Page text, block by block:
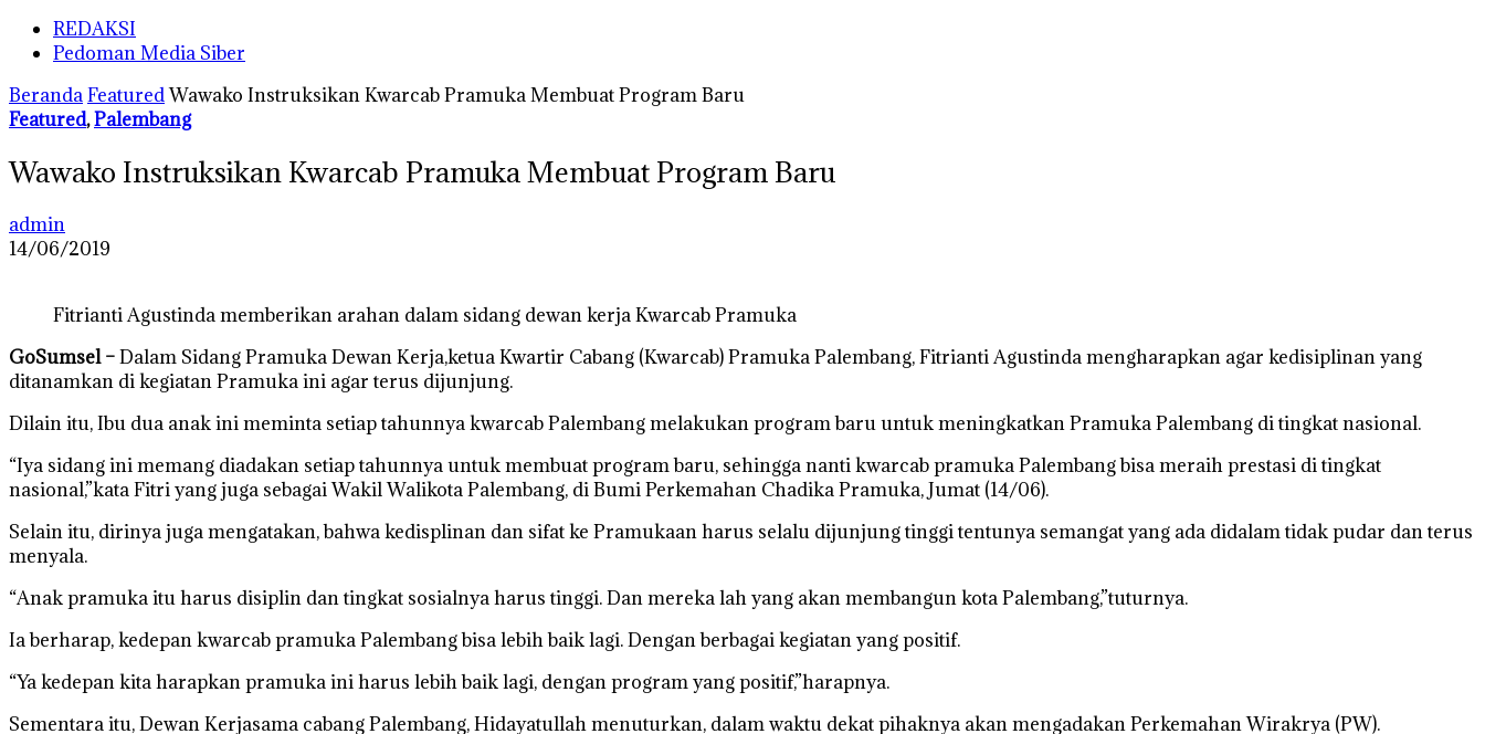
REDAKSI
Pedoman Media Siber
BerandaFeaturedWawako Instruksikan Kwarcab Pramuka Membuat Program Baru
Featured,Palembang
Wawako Instruksikan Kwarcab Pramuka Membuat Program Baru
admin
14/06/2019
Fitrianti Agustinda memberikan arahan dalam sidang dewan kerja Kwarcab Pramuka
GoSumsel –Dalam Sidang Pramuka Dewan Kerja,ketua Kwartir Cabang (Kwarcab) Pramuka Palembang, Fitrianti Agustinda mengharapkan agar kedisiplinan yang
ditanamkan di kegiatan Pramuka ini agar terus dijunjung.
Dilain itu, Ibu dua anak ini meminta setiap tahunnya kwarcab Palembang melakukan program baru untuk meningkatkan Pramuka Palembang di tingkat nasional.
“Iya sidang ini memang diadakan setiap tahunnya untuk membuat program baru, sehingga nanti kwarcab pramuka Palembang bisa meraih prestasi di tingkat
nasional,”kata Fitri yang juga sebagai Wakil Walikota Palembang, di Bumi Perkemahan Chadika Pramuka, Jumat (14/06).
Selain itu, dirinya juga mengatakan, bahwa kedisplinan dan sifat ke Pramukaan harus selalu dijunjung tinggi tentunya semangat yang ada didalam tidak pudar dan terus
menyala.
“Anak pramuka itu harus disiplin dan tingkat sosialnya harus tinggi. Dan mereka lah yang akan membangun kota Palembang,”tuturnya.
Ia berharap, kedepan kwarcab pramuka Palembang bisa lebih baik lagi. Dengan berbagai kegiatan yang positif.
“Ya kedepan kita harapkan pramuka ini harus lebih baik lagi, dengan program yang positif,”harapnya.
Sementara itu, Dewan Kerjasama cabang Palembang, Hidayatullah menuturkan, dalam waktu dekat pihaknya akan mengadakan Perkemahan Wirakrya (PW).